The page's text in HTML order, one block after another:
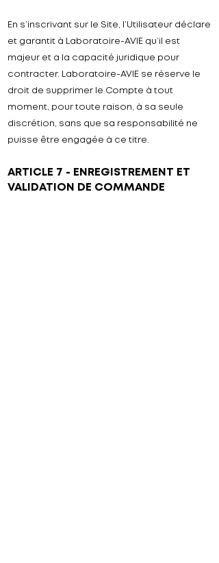
En s’inscrivant sur le Site, l’Utilisateur déclare
et garantit à Laboratoire-AVIE qu’il est
majeur et a la capacité juridique pour
contracter. Laboratoire-AVIE se réserve le
droit de supprimer le Compte à tout
moment, pour toute raison, à sa seule
discrétion, sans que sa responsabilité ne
puisse être engagée à ce titre.
ARTICLE 7 - ENREGISTREMENT ET
VALIDATION DE COMMANDE